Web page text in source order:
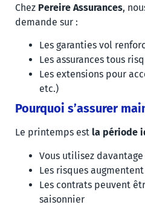
Chez Pereire Assurances,
demande sur :
Les garanties vol
Les assurances tous
Les extensions pour
etc.)
Pourquoi s’assurer
Le printemps est la période
Vous utilisez
Les risques
Les contrats peuvent
saisonnier